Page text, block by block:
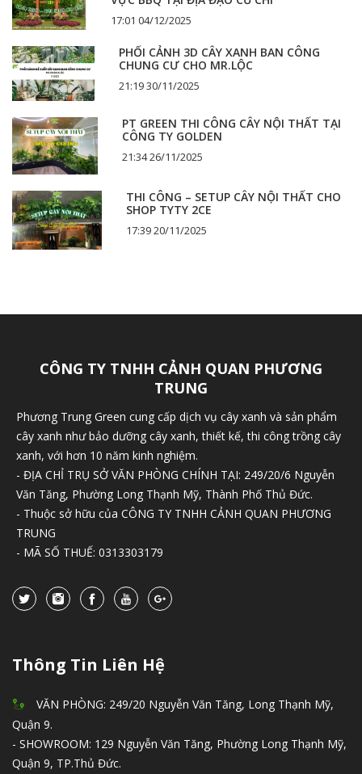
17:01 04/12/2025
PHỐI CẢNH 3D CÂY XANH BAN CÔNG
CHUNG CƯ CHO MR.LỘC
21:19 30/11/2025
PT GREEN THI CÔNG CÂY NỘI THẤT TẠI
CÔNG TY GOLDEN
21:34 26/11/2025
THI CÔNG – SETUP CÂY NỘI THẤT CHO
SHOP TYTY 2CE
17:39 20/11/2025
CÔNG TY TNHH CẢNH QUAN PHƯƠNG
TRUNG
Phương Trung Green cung cấp dịch vụ cây xanh và sản phẩm
cây xanh như bảo dưỡng cây xanh, thiết kế, thi công trồng cây
xanh, với hơn 10 năm kinh nghiệm.
- ĐỊA CHỈ TRỤ SỞ VĂN PHÒNG CHÍNH TẠI: 249/20/6 Nguyễn
Văn Tăng, Phường Long Thạnh Mỹ, Thành Phố Thủ Đức.
- Thuộc sở hữu của CÔNG TY TNHH CẢNH QUAN PHƯƠNG
TRUNG
- MÃ SỐ THUẾ: 0313303179
Thông Tin Liên Hệ
VĂN PHÒNG: 249/20 Nguyễn Văn Tăng, Long Thạnh Mỹ,
Quận 9.
- SHOWROOM: 129 Nguyễn Văn Tăng, Phường Long Thạnh Mỹ,
Quận 9, TP.Thủ Đức.